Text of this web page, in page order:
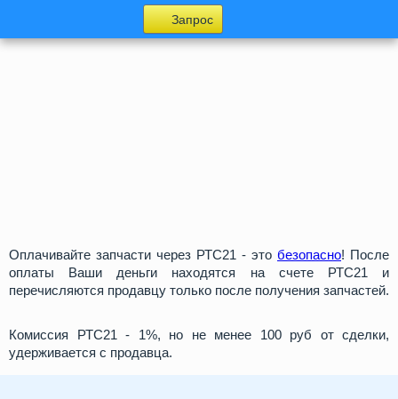
Запрос
Оплачивайте запчасти через РТС21 - это безопасно! После
оплаты Ваши деньги находятся на счете РТС21 и
перечисляются продавцу только после получения запчастей.
Комиссия РТС21 - 1%, но не менее 100 руб от сделки,
удерживается с продавца.